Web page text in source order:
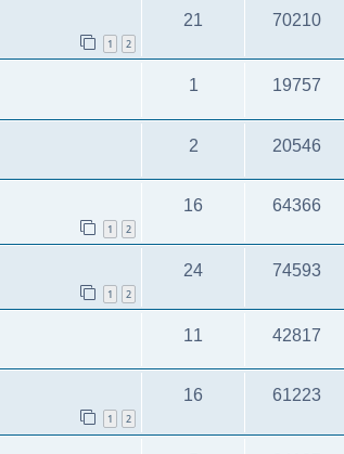
1 2
21 70210
1 19757
2 20546
1 2
16 64366
1 2
24 74593
11 42817
1 2
16 61223